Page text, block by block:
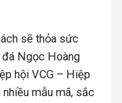
sẽ thỏa sức
đá Ngọc Hoàng
hội VCG – Hiệp
mẫu mã, sắc